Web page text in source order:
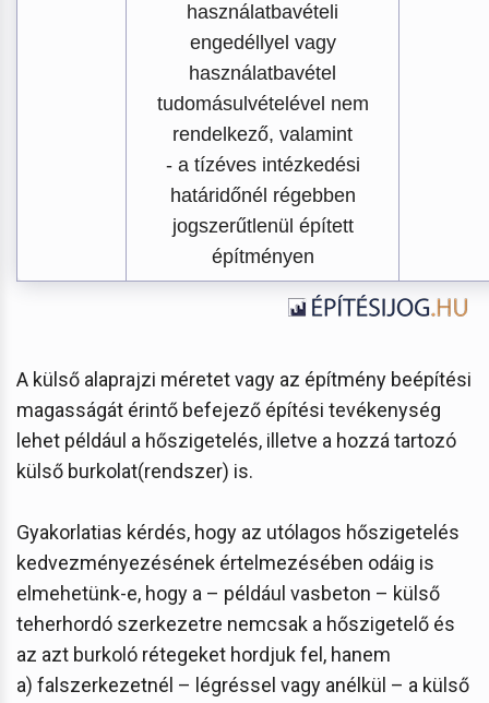
használatbavételi
engedéllyel vagy
használatbavétel
tudomásulvételével nem
rendelkező, valamint
- a tízéves intézkedési
határidőnél régebben
jogszerűtlenül épített
építményen
A külső alaprajzi méretet vagy az építmény beépítési
magasságát érintő befejező építési tevékenység
lehet például a hőszigetelés, illetve a hozzá tartozó
külső burkolat(rendszer) is.
Gyakorlatias kérdés, hogy az utólagos hőszigetelés
kedvezményezésének értelmezésében odáig is
elmehetünk-e, hogy a – például vasbeton – külső
teherhordó szerkezetre nemcsak a hőszigetelő és
az azt burkoló rétegeket hordjuk fel, hanem
a) falszerkezetnél – légréssel vagy anélkül – a külső